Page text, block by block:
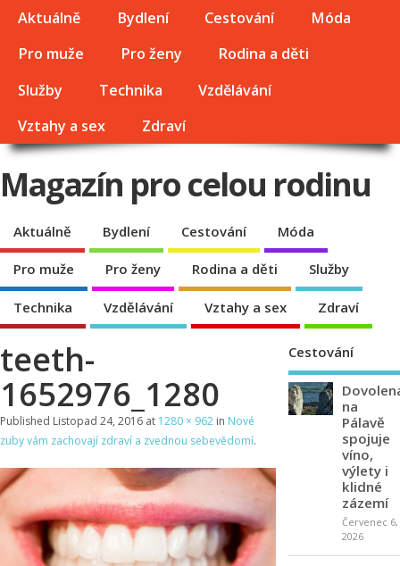
Aktuálně Bydlení Cestování
Móda
Pro muže
Pro ženy
Rodina a děti
Služby
Technika
Vzdělávání
Vztahy a sex
Zdraví
Magazín pro celou rodinu
Aktuálně Bydlení Cestování Móda
Pro muže Pro ženy Rodina a děti Služby
Technika Vzdělávání Vztahy a sex Zdraví
teeth-
1652976_1280
Published Listopad 24, 2016 at 1280 × 962 in Nové
zuby vám zachovají zdraví a zvednou sebevědomí.
Cestování
na
Pálavě
spojuje
víno,
výlety i
klidné
zázemí
Červenec 6,
2026